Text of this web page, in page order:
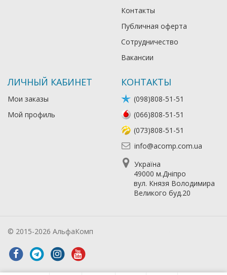
Контакты
Публичная оферта
Сотрудничество
Вакансии
ЛИЧНЫЙ КАБИНЕТ
Мои заказы
Мой профиль
КОНТАКТЫ
(098)808-51-51
(066)808-51-51
(073)808-51-51
info@acomp.com.ua
Україна
49000 м.Дніпро
вул. Князя Володимира
Великого буд.20
© 2015-2026 АльфаКомп